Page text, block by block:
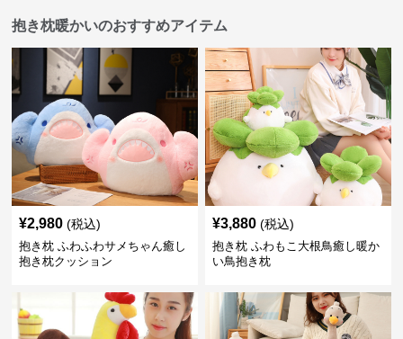
抱き枕暖かいのおすすめアイテム
¥2,980 (税込)
抱き枕 ふわふわサメちゃん癒し
抱き枕クッション
¥3,880 (税込)
抱き枕 ふわもこ大根鳥癒し暖か
い鳥抱き枕